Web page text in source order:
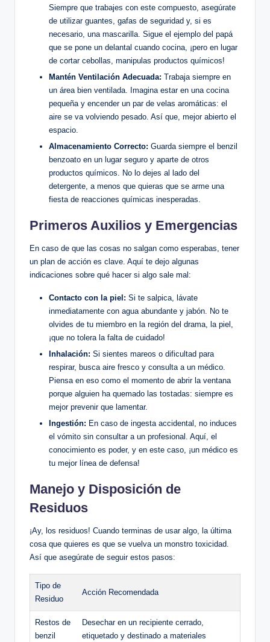
Siempre que ⁤trabajes con este compuesto,⁤ asegúrate
de utilizar ⁤guantes, gafas de seguridad y, si es
necesario, una mascarilla. Sigue el ejemplo del papá
que se pone ​un delantal cuando cocina, ¡pero en lugar
de cortar cebollas, manipulas productos químicos!
Mantén Ventilación⁤ Adecuada: Trabaja ⁤siempre en
un área bien ventilada. ⁢Imagina estar en una⁤ cocina
pequeña y encender ‍un par de velas ​aromáticas: el
aire se va ⁤volviendo pesado. Así que,‍ mejor abierto el
espacio.
Almacenamiento Correcto: Guarda siempre el benzil
benzoato en un lugar seguro⁣ y ⁣aparte de otros
productos químicos. No lo dejes al lado del
detergente, a menos que quieras que se arme una
fiesta de reacciones​ químicas inesperadas.
Primeros Auxilios y Emergencias
En caso de que las cosas no salgan como esperabas, tener
un plan de acción es clave. Aquí te dejo algunas
indicaciones sobre qué hacer si algo sale mal:
Contacto con la piel: Si te salpica, lávate
inmediatamente con agua abundante y jabón. No te
olvides de tu miembro en la región‍ del ​drama, la piel,
¡que no tolera la ‌falta de ⁣cuidado!
Inhalación: Si sientes mareos o dificultad para
respirar, busca⁢ aire fresco y consulta a un médico.
Piensa en eso como el momento de⁤ abrir la ventana
porque alguien ha quemado ⁤las tostadas: siempre es
mejor prevenir que lamentar.
Ingestión: En caso‍ de ​ingesta accidental,‌ no induces
el vómito sin consultar a un profesional. Aquí, el
conocimiento es poder, ‌y ⁣en este caso, ¡un médico es⁣
tu mejor línea de defensa!
Manejo ‍y ⁣Disposición de
Residuos
¡Ay, los residuos! Cuando terminas de usar ​algo, la última
cosa que quieres es⁢ que se vuelva un monstro toxicidad.
Así que asegúrate de seguir estos pasos:
Tipo de
Residuo
Acción Recomendada
Restos de
benzil
Desechar⁢ en un recipiente cerrado,
etiquetado y destinado a⁢ materiales